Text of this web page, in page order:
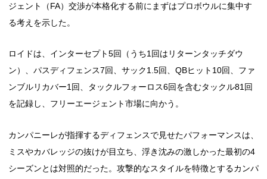
ジェント（FA）交渉が本格化する前にまずはプロボウルに集中す
る考えを示した。
ロイドは、インターセプト5回（うち1回はリターンタッチダウ
ン）、パスディフェンス7回、サック1.5回、QBヒット10回、ファ
ンブルリカバー1回、タックルフォーロス6回を含むタックル81回
を記録し、フリーエージェント市場に向かう。
カンパニーレが指揮するディフェンスで見せたパフォーマンスは、
ミスやカバレッジの抜けが目立ち、浮き沈みの激しかった最初の4
シーズンとは対照的だった。攻撃的なスタイルを特徴とするカンパ